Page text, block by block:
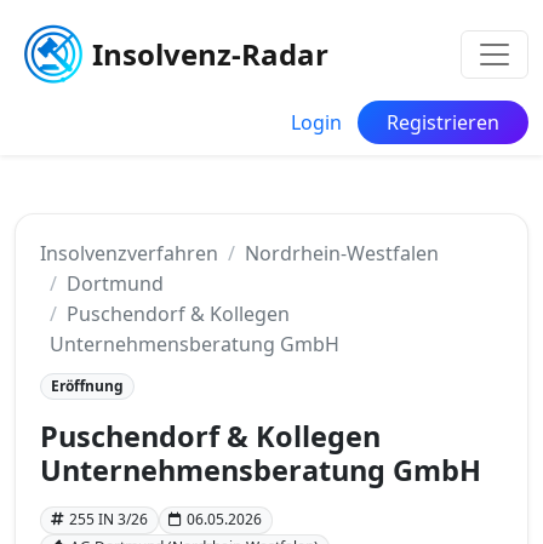
Insolvenz-Radar
Login Registrieren
Insolvenzverfahren
Nordrhein-Westfalen
Dortmund
Puschendorf & Kollegen
Unternehmensberatung GmbH
Eröffnung
Puschendorf & Kollegen
Unternehmensberatung GmbH
255 IN 3/26
06.05.2026